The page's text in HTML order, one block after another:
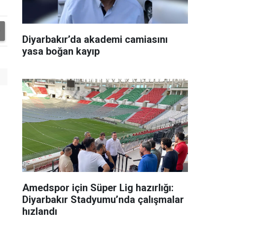
Diyarbakır’da akademi camiasını
yasa boğan kayıp
Amedspor için Süper Lig hazırlığı:
Diyarbakır Stadyumu’nda çalışmalar
hızlandı